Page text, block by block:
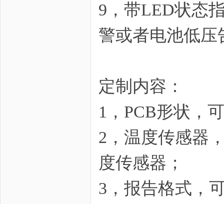
9，带LED状态
警或者电池低压
定制内容：
1，PCB形状，
2，温度传感器
度传感器；
3，报告格式，